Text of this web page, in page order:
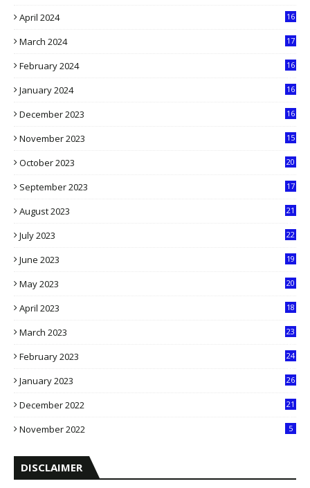
April 2024
16
March 2024
17
February 2024
16
January 2024
16
December 2023
16
November 2023
15
October 2023
20
September 2023
17
August 2023
21
July 2023
22
June 2023
19
May 2023
20
April 2023
18
March 2023
23
February 2023
24
January 2023
26
December 2022
21
November 2022 5
DISCLAIMER